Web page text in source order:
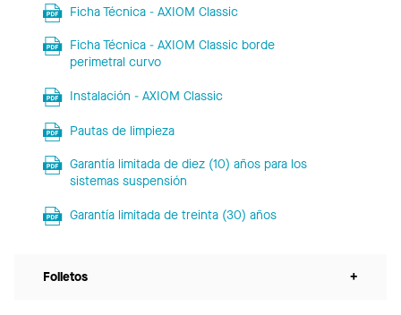
Ficha Técnica - AXIOM Classic
Ficha Técnica - AXIOM Classic borde
perimetral curvo
Instalación - AXIOM Classic
Pautas de limpieza
Garantía limitada de diez (10) años para los
sistemas suspensión
Garantía limitada de treinta (30) años
Folletos +